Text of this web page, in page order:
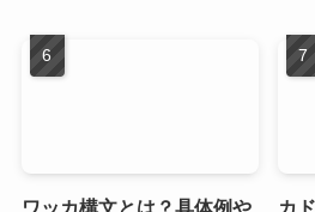
ワッカ構文とは？具体例や
カ